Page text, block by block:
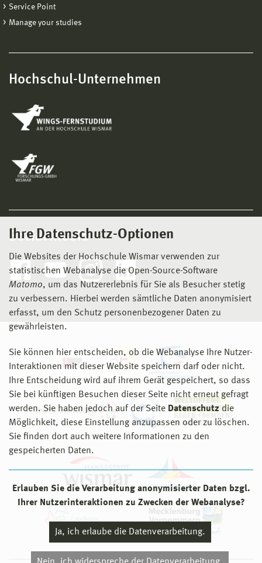
Ihre Datenschutz-Optionen
Die Websites der Hochschule Wismar verwenden zur
statistischen Webanalyse die Open-Source-Software
Matomo, um das Nutzererlebnis für Sie als Besucher stetig
zu verbessern. Hierbei werden sämtliche Daten anonymisiert
erfasst, um den Schutz personenbezogener Daten zu
gewährleisten.
Sie können hier entscheiden, ob die Webanalyse Ihre Nutzer-
Interaktionen mit dieser Website speichern darf oder nicht.
Ihre Entscheidung wird auf ihrem Gerät gespeichert, so dass
Sie bei künftigen Besuchen dieser Seite nicht erneut gefragt
werden. Sie haben jedoch auf der Seite Datenschutz die
Möglichkeit, diese Einstellung anzupassen oder zu löschen.
Sie finden dort auch weitere Informationen zu den
gespeicherten Daten.
Erlauben Sie die Verarbeitung anonymisierter Daten bzgl.
Ihrer Nutzerinteraktionen zu Zwecken der Webanalyse?
Ja, ich erlaube die Datenverarbeitung.
Service Point
Manage your studies
Hochschul-Unternehmen
Social Media